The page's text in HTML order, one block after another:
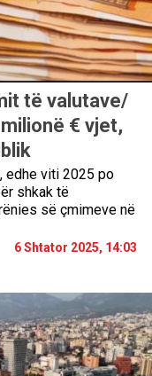
të valutave/
€ vjet,
edhe viti 2025 po
shkak të
së çmimeve në
6 Shtator 2025, 14:03